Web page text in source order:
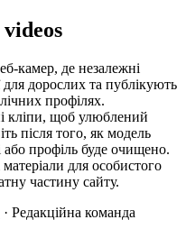
камер, де незалежні
для дорослих та публікують
профілях.
кліпи, щоб улюблений
після того, як модель
профіль буде очищено.
для особистого
частину сайту.
· Редакційна команда